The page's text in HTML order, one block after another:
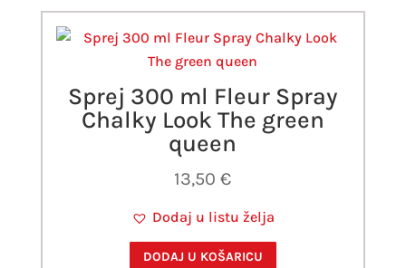
Sprej 300 ml Fleur Spray
Chalky Look The green
queen
13,50€
Dodaj u listu želja
DODAJ U KOŠARICU